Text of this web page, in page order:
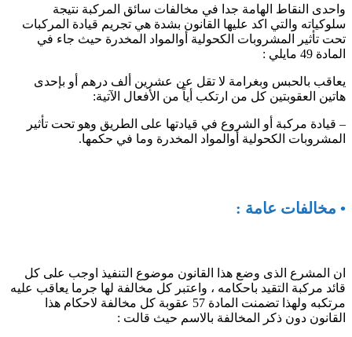
واحدى النقاط الهامة جدا في مخالفات سائق المركبة نتيجة
سلوكياته والتي اكد عليها القانون بشدة هي تجريم قيادة المركبات
تحت تأثير المشروبات الكحولية أوالمواد المخدرة حيث جاء في
المادة 49 مايلي :
يعاقب بالحبس وبغرامة لا تقل عن عشرين ألف درهم أو بإحدى
هاتين العقوبتين كل من ارتكب أياً من الأفعال الآتية:
– قيادة مركبة أو الشروع في قيادتها على الطريق وهو تحت تأثير
المشروبات الكحولية أوالمواد المخدرة وما في حكمها.
• مخالفات عامة :
ان المشرع الذى وضع هذا القانون موضوع التنفيذ اوجب على كل
قائد مركبة التقيد باحكامه ، واعتبر كل مخالفة لها جرما يعاقب عليه
مرتكبه ولهذا تضمنت المادة 57 عقوبة كل مخالفة لاحكام هذا
القانون دون ذكر المخالفة بالاسم حيث قالت :